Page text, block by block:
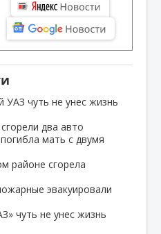
УАЗ чуть не унес жизнь
два авто
мать с двумя
районе сгорела
эвакуировали
чуть не унес жизнь